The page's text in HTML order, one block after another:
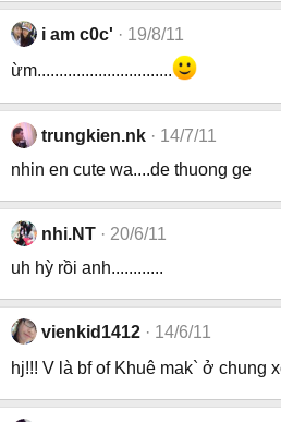
i am c0c'
19/8/11
ừm...............................
trungkien.nk
14/7/11
nhin en cute wa....de thuong ge
nhi.NT
20/6/11
uh hỳ rồi anh............
vienkid1412
14/6/11
hj!!! V là bf of Khuê mak` ở chung